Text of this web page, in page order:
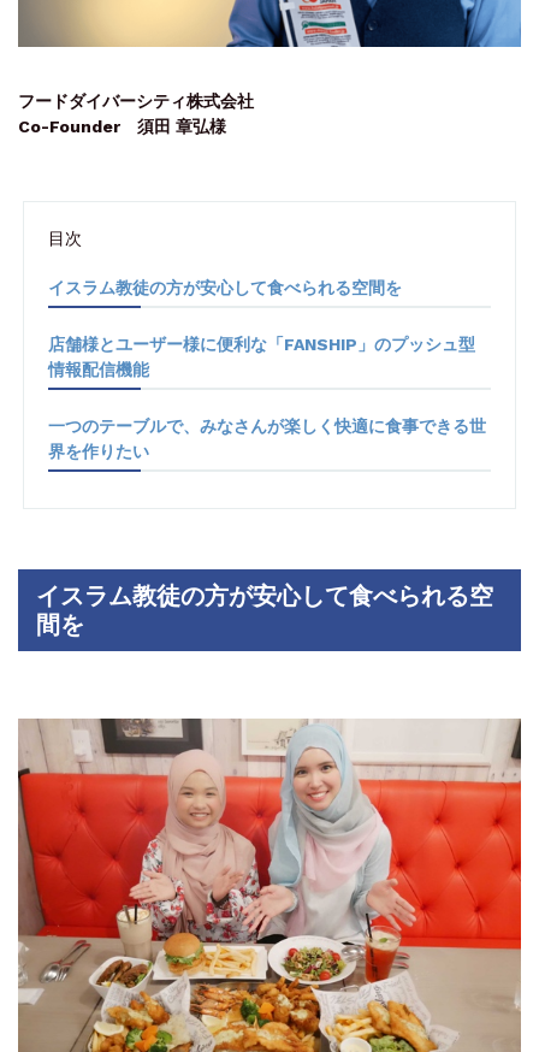
フードダイバーシティ株式会社
Co-Founder 須田 章弘様
目次
イスラム教徒の方が安心して食べられる空間を
店舗様とユーザー様に便利な「FANSHIP」のプッシュ型
情報配信機能
一つのテーブルで、みなさんが楽しく快適に食事できる世
界を作りたい
イスラム教徒の方が安心して食べられる空
間を